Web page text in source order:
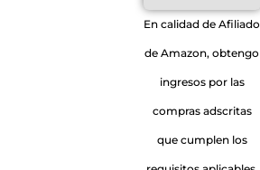
En calidad de Afiliado
de Amazon, obtengo
ingresos por las
compras adscritas
que cumplen los